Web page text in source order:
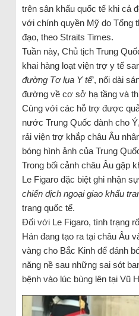
trên sân khấu quốc tế khi cả
với chính quyền Mỹ do Tổng
đạo, theo Straits Times.
Tuần này, Chủ tịch Trung
khai hàng loạt viện trợ y tế
đường Tơ lụa Y tế’, nối dài
đường về cơ sở hạ tầng và
Cùng với các hỗ trợ được
nước Trung Quốc dành cho
rải viện trợ khắp châu Âu
bóng hình ảnh của Trung
Trong bối cảnh châu Âu gặp
Le Figaro đặc biệt ghi nhận
chiến dịch ngoại giao khẩu
trang quốc tế.
Đối với Le Figaro, tình trạng
Hán đang tạo ra tại châu Âu
vàng cho Bắc Kinh để đánh
năng nề sau những sai sót
bệnh vào lúc bùng lên tại Vũ